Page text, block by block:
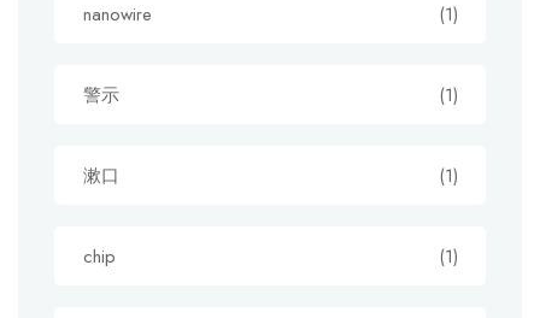
nanowire (1)
警示 (1)
漱口 (1)
chip (1)